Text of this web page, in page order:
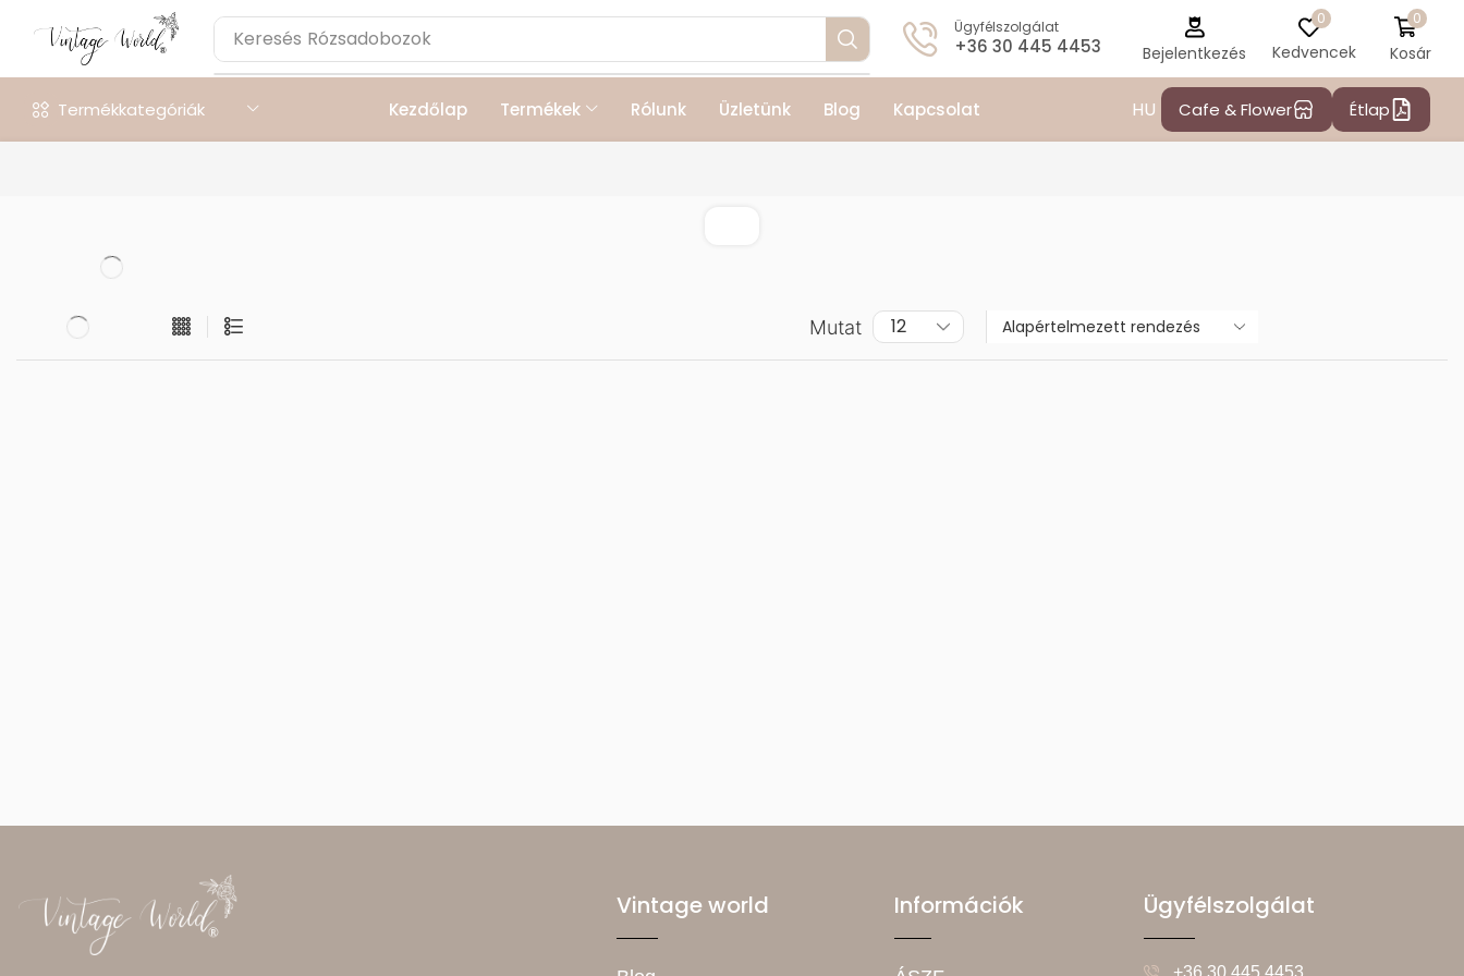
Keresés Rózsadobozok Ügyfélszolgálat
+36 30 445 4453 Bejelentkezés
0
Kedvencek
0
Kosár
Termékkategóriák Kezdőlap Termékek Rólunk Üzletünk Blog Kapcsolat HU Cafe & Flower Étlap
Mutat
Vintage world Információk Ügyfélszolgálat
+36 30 445 4453